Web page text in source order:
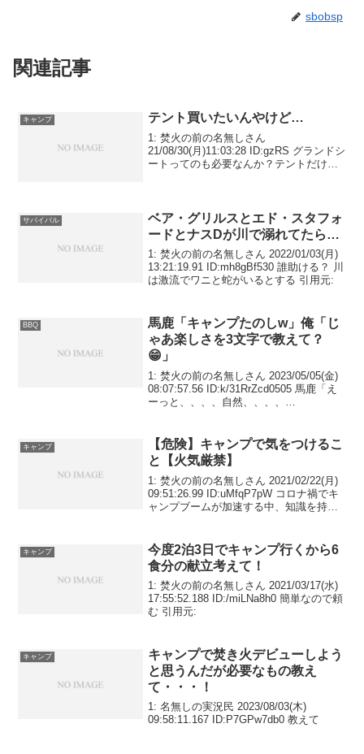
sbobsp
関連記事
キャンプ テント買いたいんやけど…
1: 焚火の前の名無しさん
21/08/30(月)11:03:28 ID:gzRS グランドシ
ートってのも必要なんか？テントだけだ
サバイバル
ベア・グリルスとエド・スタフォ
ードとナスDが川で溺れてたら…
1: 焚火の前の名無しさん 2022/01/03(月)
13:21:19.91 ID:mh8gBf530 誰助ける？ 川
は激流でワニと蛇がいるとする 引用元:
BBQ
馬鹿「キャンプたのしw」俺「じ
ゃあ楽しさを3文字で教えて？
😁」
1: 焚火の前の名無しさん 2023/05/05(金)
08:07:57.56 ID:k/31RrZcd0505 馬鹿「え
ーっと、、、、自然、、、、
キャンプ
【危険】キャンプで気をつけるこ
と【火気厳禁】
1: 焚火の前の名無しさん 2021/02/22(月)
09:51:26.99 ID:uMfqP7pW コロナ禍でキ
ャンプブームが加速する中、知識を持た
なことをすると危...
キャンプ
今度2泊3日でキャンプ行くから6
食分の献立考えて！
1: 焚火の前の名無しさん 2021/03/17(水)
17:55:52.188 ID:/miLNa8h0 簡単なので頼
む 引用元:
キャンプ
キャンプで焚き火デビューしよう
と思うんだが必要なもの教え
て・・・！
1: 名無しの実況民 2023/08/03(木)
09:58:11.167 ID:P7GPw7db0 教えて